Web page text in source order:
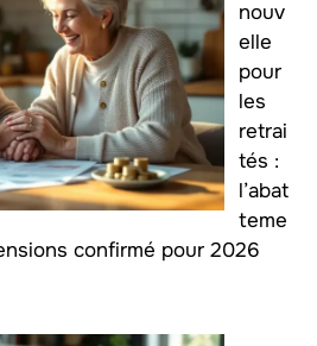
nouv
elle
pour
les
retrai
tés :
l’abat
teme
confirmé pour 2026